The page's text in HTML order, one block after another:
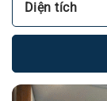
Diện tích